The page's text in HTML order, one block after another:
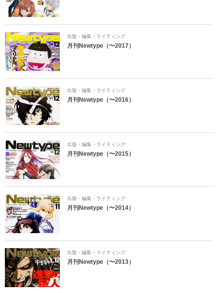
出版・編集・ライティング
月刊Newtype（〜2017）
出版・編集・ライティング
月刊Newtype（〜2016）
出版・編集・ライティング
月刊Newtype（〜2015）
出版・編集・ライティング
月刊Newtype（〜2014）
出版・編集・ライティング
月刊Newtype（〜2013）